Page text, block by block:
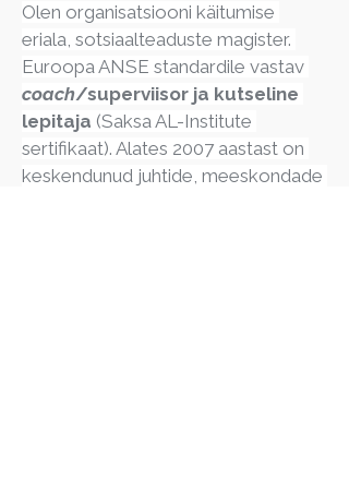
Olen organisatsiooni käitumise
eriala, sotsiaalteaduste magister.
Euroopa ANSE standardile vastav
coach/superviisor ja kutseline
lepitaja (Saksa AL-Institute
sertifikaat). Alates 2007 aastast on
keskendunud juhtide, meeskondade